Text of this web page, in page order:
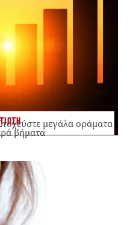
μεγάλα οράματα
βήματα